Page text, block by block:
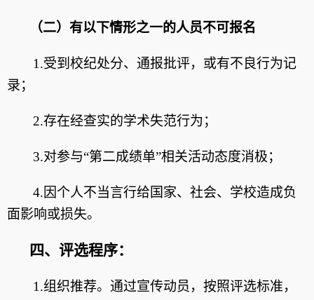
（二）有以下情形之一的人员不可报名
1.受到校纪处分、通报批评，或有不良行为记
录；
2.存在经查实的学术失范行为；
3.对参与“第二成绩单”相关活动态度消极；
4.因个人不当言行给国家、社会、学校造成负
面影响或损失。
四、评选程序：
1.组织推荐。通过宣传动员，按照评选标准，